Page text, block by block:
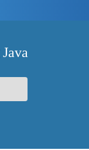
Java